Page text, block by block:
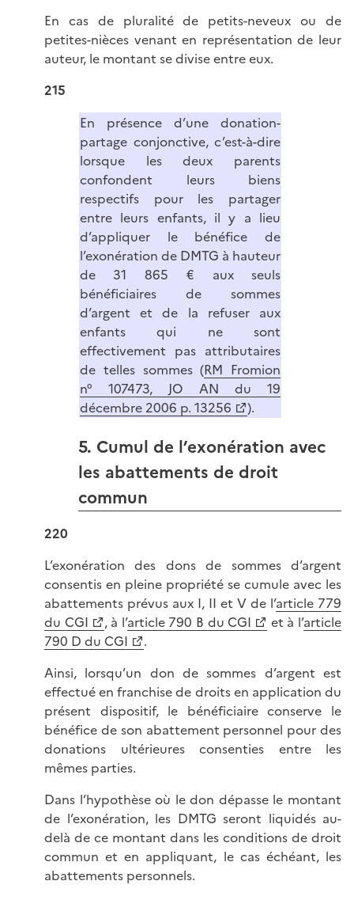
En cas de pluralité de petits-neveux ou de
petites-nièces venant en représentation de leur
auteur, le montant se divise entre eux.
215
En présence d’une donation-
partage conjonctive, c’est-à-dire
lorsque les deux parents
confondent leurs biens
respectifs pour les partager
entre leurs enfants, il y a lieu
d’appliquer le bénéfice de
l’exonération de DMTG à hauteur
de 31 865 € aux seuls
bénéficiaires de sommes
d’argent et de la refuser aux
enfants qui ne sont
effectivement pas attributaires
de telles sommes (RM Fromion
n° 107473, JO AN du 19
décembre 2006 p. 13256
).
5. Cumul de l’exonération avec
les abattements de droit
commun
220
L’exonération des dons de sommes d’argent
consentis en pleine propriété se cumule avec les
abattements prévus aux I, II et V de l’article 779
du CGI
, à l’article 790 B du CGI et à l’article
790 D du CGI
.
Ainsi, lorsqu’un don de sommes d’argent est
effectué en franchise de droits en application du
présent dispositif, le bénéficiaire conserve le
bénéfice de son abattement personnel pour des
donations ultérieures consenties entre les
mêmes parties.
Dans l’hypothèse où le don dépasse le montant
de l’exonération, les DMTG seront liquidés au-
delà de ce montant dans les conditions de droit
commun et en appliquant, le cas échéant, les
abattements personnels.